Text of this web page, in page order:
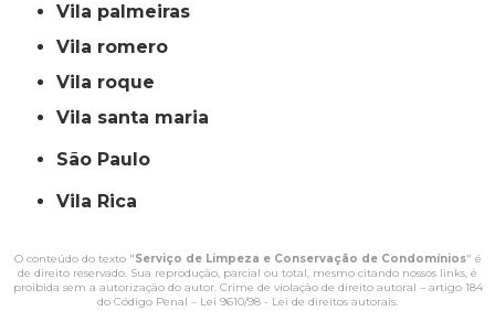
vila palmeiras
vila romero
vila roque
vila santa maria
São Paulo
Vila Rica
O conteúdo do texto "Serviço de Limpeza e Conservação de Condomínios" é
de direito reservado. Sua reprodução, parcial ou total, mesmo citando nossos links, é
proibida sem a autorização do autor. Crime de violação de direito autoral – artigo 184
do Código Penal – Lei 9610/98 - Lei de direitos autorais.